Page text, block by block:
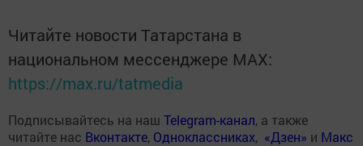
Читайте новости Татарстана в
национальном мессенджере MАХ:
https://max.ru/tatmedia
Подписывайтесь на наш Telegram-канал, а также
читайте нас Вконтакте, Одноклассниках, «Дзен» и Макс